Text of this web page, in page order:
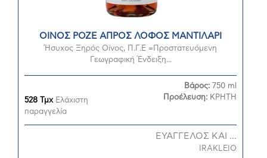
ΟΙΝΟΣ ΡΟΖΕ ΑΠΡΟΣ ΛΟΦΟΣ ΜΑΝΤΙΛΑΡΙ
Ήσυχος Ξηρός Οίνος, Π.Γ.Ε =Προστατευόμενη
Γεωγραφική Ένδειξη...
528 ΤμχΕλάχιστη
παραγγελία
Βάρος: 750 ml
Προέλευση: ΚΡΗΤΗ
ΕΥΑΓΓΕΛΟΣ ΚΑΙ ...
IRAKLEIO